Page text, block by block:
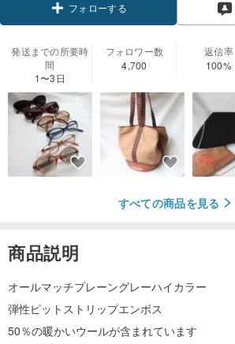
フォローする
発送までの所要時
間
1〜3日
フォロワー数
4,700
返信率
100%
すべての商品を見る
商品説明
オールマッチプレーングレーハイカラー
弾性ピットストリップエンボス
50％の暖かいウールが含まれています